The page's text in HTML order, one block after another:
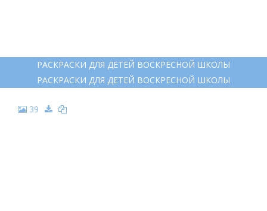
РАСКРАСКИ ДЛЯ ДЕТЕЙ ВОСКРЕСНОЙ ШКОЛЫ
РАСКРАСКИ ДЛЯ ДЕТЕЙ ВОСКРЕСНОЙ ШКОЛЫ
39